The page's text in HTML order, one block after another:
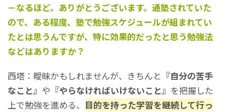
－なるほど。ありがとうございます。通塾されていた
ので、ある程度、塾で勉強スケジュールが組まれてい
たとは思うんですが、特に効果的だったと思う勉強法
などはありますか？
西塔：曖昧かもしれませんが、きちんと 『自分の苦手
なこと』 や 『やらなければいけないこと』 を把握した
上で勉強を進める、 目的を持った学習を継続して行っ